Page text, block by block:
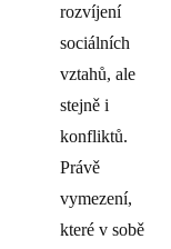
rozvíjení
sociálních
vztahů, ale
stejně i
konfliktů.
Právě
vymezení,
které v sobě